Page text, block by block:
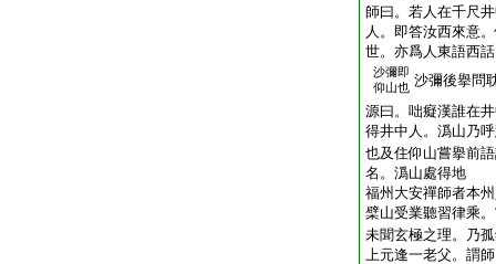
師曰。若人在千尺
人。即答汝西來意
世。亦爲人東語西
沙彌即
仰山也 沙彌後擧問
源曰。咄癡漢誰在
得井中人。潙山乃
也及住仰山嘗擧前
名。潙山處得地
福州大安禪師者本
檗山受業聽習律乘
未聞玄極之理。乃
上元逢一老父。謂